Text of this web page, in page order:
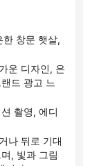
드 광고 느
, 빛과 그림